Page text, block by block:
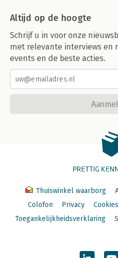
Altijd op de hoogte
Schrijf u in voor onze
met relevante interviews en
events en de beste acties.
PRETTIG
Thuiswinkel waarborg
Colofon
Privacy Cookies
Toegankelijkheidsverklaring